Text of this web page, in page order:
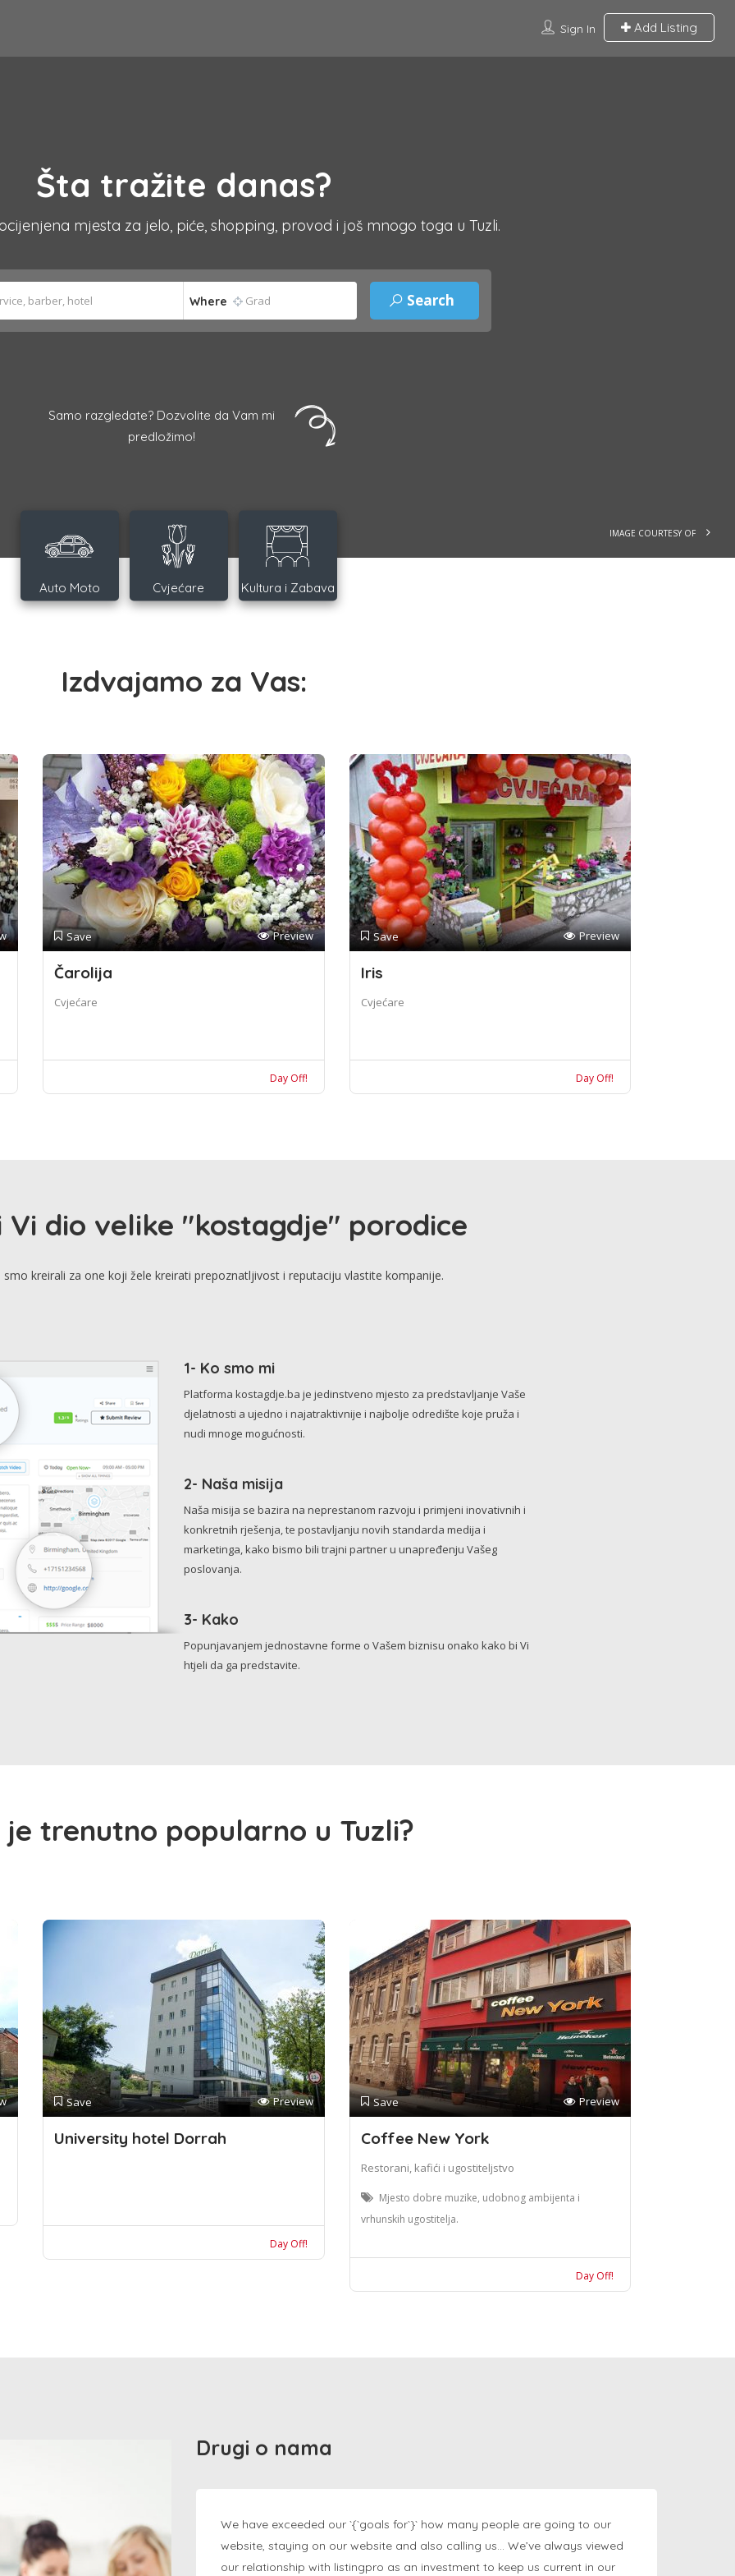
Sign In Add Listing
IMAGE COURTESY OF
Šta tražite danas?
mjesta za jelo, piće, shopping, provod i još mnogo toga u Tuzli.
Where
Samo razgledate? Dozvolite da Vam mi
predložimo!
Auto Moto Cvjećare Kultura i Zabava
Izdvajamo za Vas:
Save Preview
Čarolija
Cvjećare
Day Off!
Save Preview
Iris
Cvjećare
Day Off!
Vi dio velike "kostagdje" porodice
kreirali za one koji žele kreirati prepoznatljivost i reputaciju vlastite kompanije.
1- Ko smo mi
Platforma kostagdje.ba je jedinstveno mjesto za predstavljanje Vaše
djelatnosti a ujedno i najatraktivnije i najbolje odredište koje pruža i
nudi mnoge mogućnosti.
2- Naša misija
Naša misija se bazira na neprestanom razvoju i primjeni inovativnih i
konkretnih rješenja, te postavljanju novih standarda medija i
marketinga, kako bismo bili trajni partner u unapređenju Vašeg
poslovanja.
3- Kako
Popunjavanjem jednostavne forme o Vašem biznisu onako kako bi Vi
htjeli da ga predstavite.
je trenutno popularno u Tuzli?
Save Preview
University hotel Dorrah
Day Off!
Save Preview
Coffee New York
Restorani, kafići i ugostiteljstvo
Mjesto dobre muzike, udobnog ambijenta i
vrhunskih ugostitelja.
Day Off!
Drugi o nama
We have exceeded our `{`goals for`}` how many people are going to our
website, staying on our website and also calling us… We’ve always viewed
our relationship with listingpro as an investment to keep us current in our